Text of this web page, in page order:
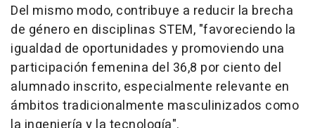
Del mismo modo, contribuye a reducir la brecha
de género en disciplinas STEM, "favoreciendo la
igualdad de oportunidades y promoviendo una
participación femenina del 36,8 por ciento del
alumnado inscrito, especialmente relevante en
ámbitos tradicionalmente masculinizados como